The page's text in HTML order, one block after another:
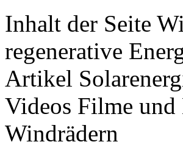
Inhalt der Seite
regenerative
Artikel
Videos Filme
Windrädern